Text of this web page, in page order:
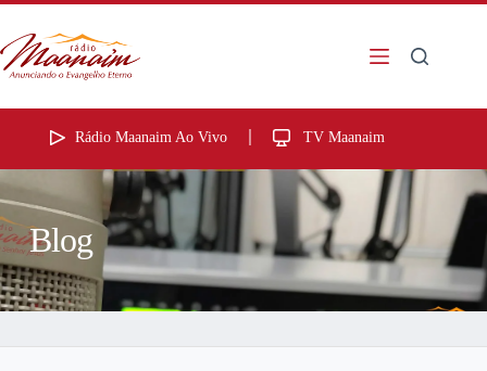
Rádio Maanaim Ao Vivo TV Maanaim
Blog